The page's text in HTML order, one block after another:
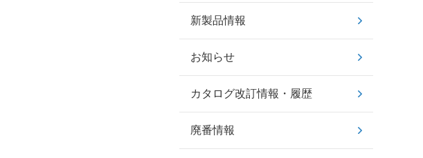
新製品情報
お知らせ
カタログ改訂情報・履歴
廃番情報